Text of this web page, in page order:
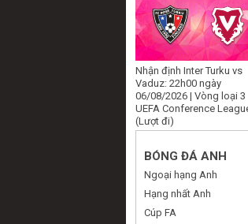
Nhận định Inter Turku vs
Vaduz: 22h00 ngày
06/08/2026 | Vòng loại 3
UEFA Conference
(Lượt đi)
BÓNG ĐÁ ANH
Ngoại hạng Anh
Hạng nhất Anh
Cúp FA